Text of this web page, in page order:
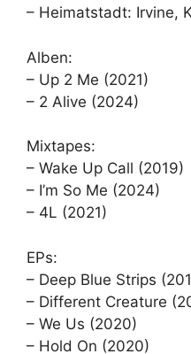
– Heimatstadt: Irvine,
Alben:
– Up 2 Me (2021)
– 2 Alive (2024)
Mixtapes:
– Wake Up Call (2019)
– I’m So Me (2024)
– 4L (2021)
EPs:
– Deep Blue Strips
– Different Creature
– We Us (2020)
– Hold On (2020)